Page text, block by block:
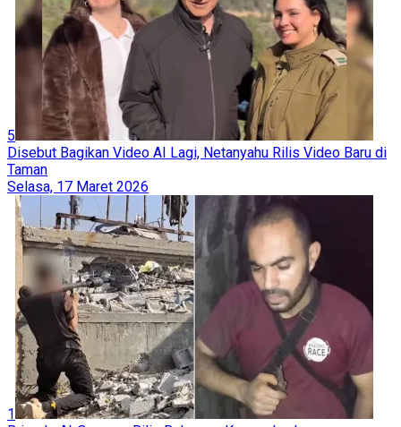
5
Disebut Bagikan Video AI Lagi, Netanyahu Rilis Video Baru di
Taman
Selasa, 17 Maret 2026
1